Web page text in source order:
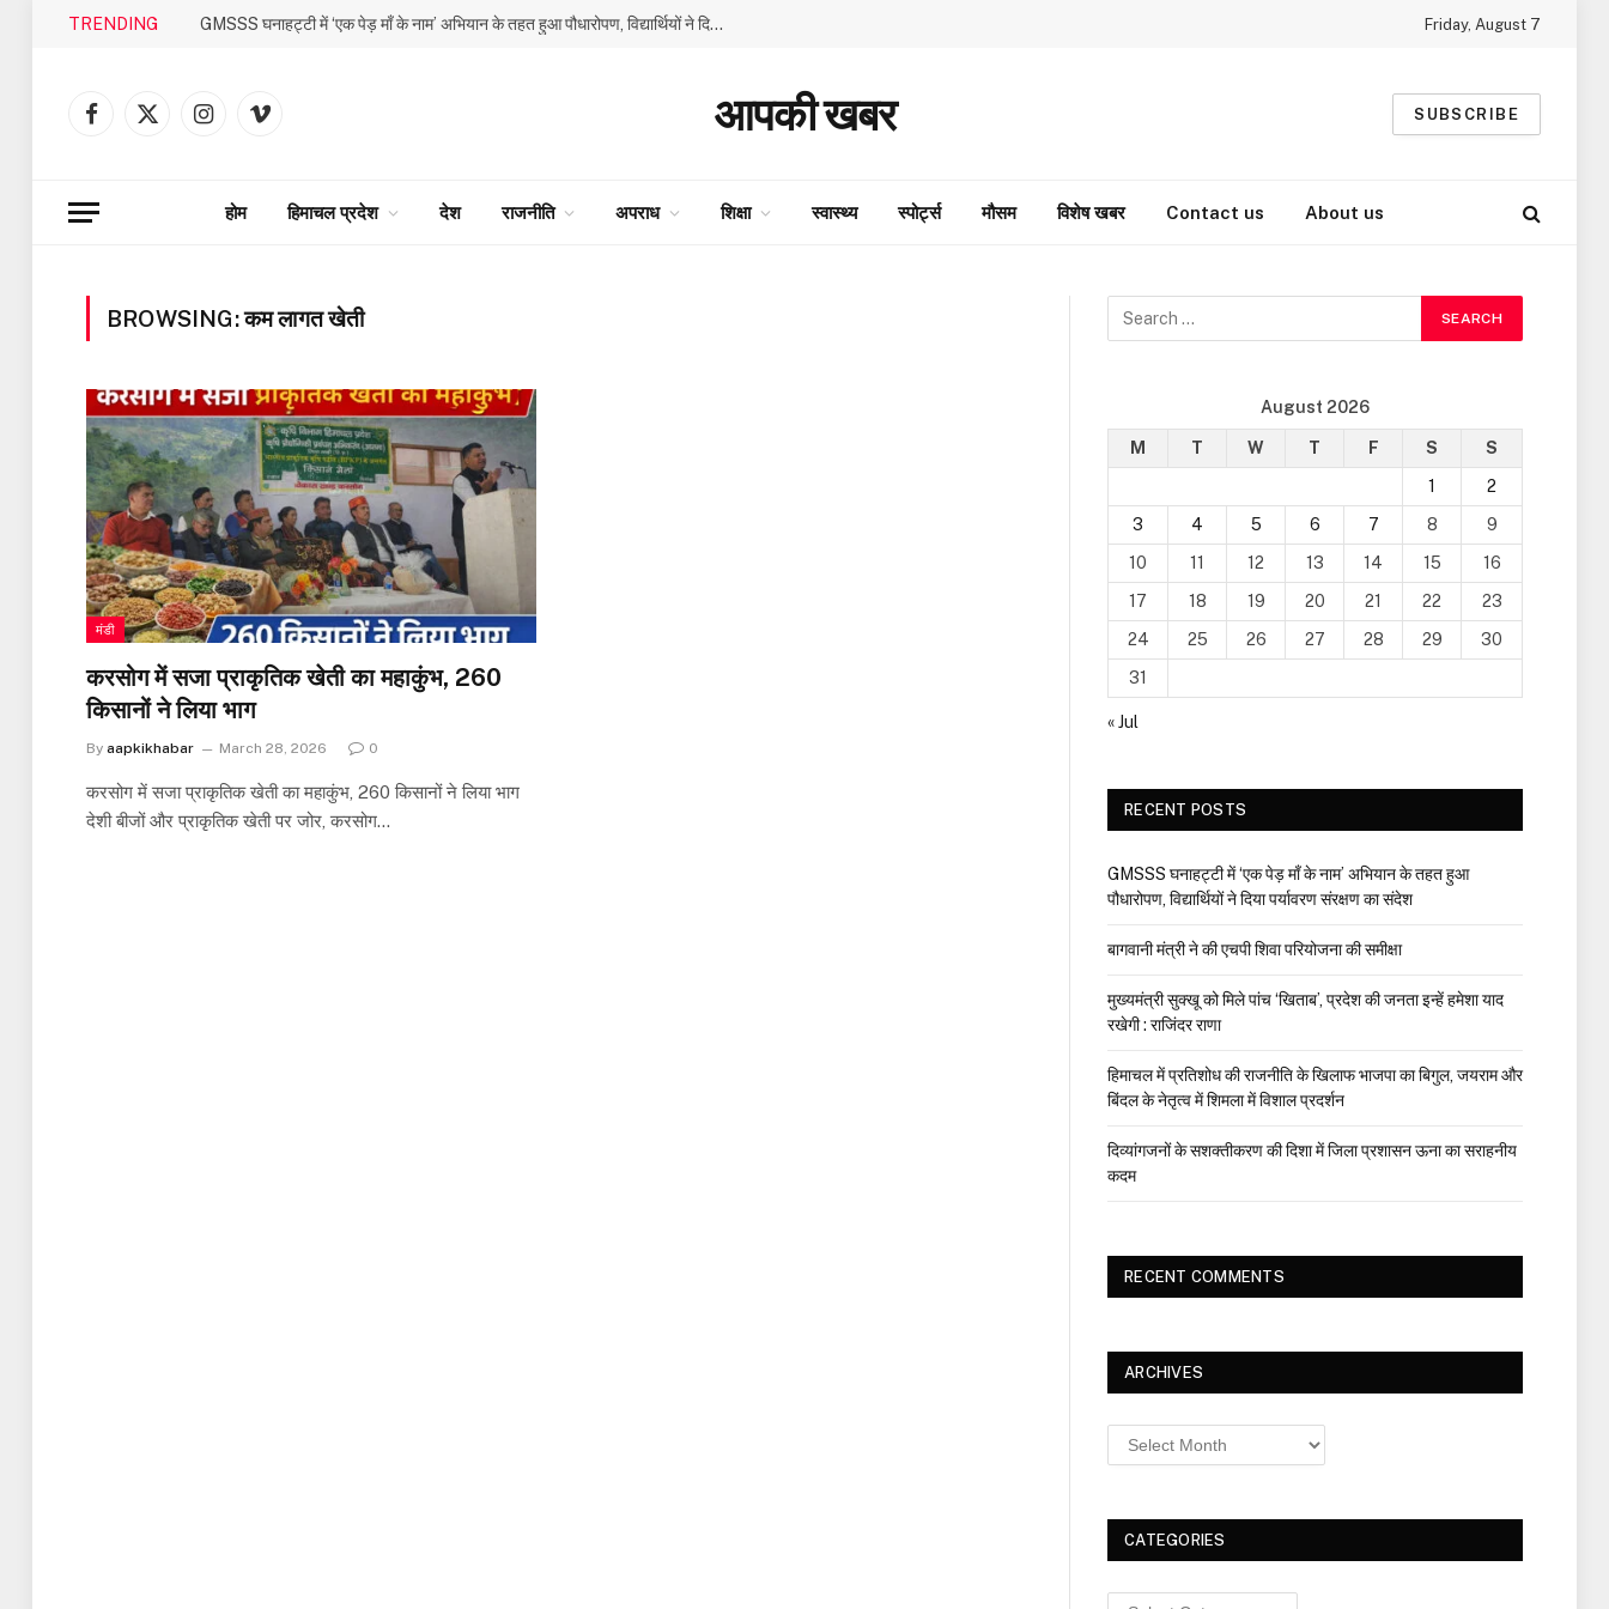
TRENDING GMSSS घनाहट्टी में ‘एक पेड़ माँ के नाम’ अभियान के तहत हुआ पौधारोपण, विद्यार्थियों ने दिया पर्यावरण संरक्षण का संदेश Friday, August 7
Facebook
X
InstagramVimeo आपकी खबर SUBSCRIBE
होम हिमाचल प्रदेश देश राजनीति अपराध शिक्षा स्वास्थ्य स्पोर्ट्स मौसम विशेष खबर Contact us About us
BROWSING:कम लागत खेती
मंडी
करसोग में सजा प्राकृतिक खेती का महाकुंभ, 260
किसानों ने लिया भाग
By aapkikhabar March 28, 2026 0
करसोग में सजा प्राकृतिक खेती का महाकुंभ, 260 किसानों ने लिया भाग
देशी बीजों और प्राकृतिक खेती पर जोर, करसोग…
August 2026
M T W T F S
S
1
2
3
4 5 6 7 8
9
10
11 12 13 14 15
16
17
18 19 20 21 22
23
24
25 26 27 28 29
30
31
« Jul
RECENT POSTS
GMSSS घनाहट्टी में ‘एक पेड़ माँ के नाम’ अभियान के तहत हुआ
पौधारोपण, विद्यार्थियों ने दिया पर्यावरण संरक्षण का संदेश
बागवानी मंत्री ने की एचपी शिवा परियोजना की समीक्षा
मुख्यमंत्री सुक्खू को मिले पांच ‘खिताब’, प्रदेश की जनता इन्हें हमेशा याद
रखेगी : राजिंदर राणा
हिमाचल में प्रतिशोध की राजनीति के खिलाफ भाजपा का बिगुल, जयराम और
बिंदल के नेतृत्व में शिमला में विशाल प्रदर्शन
दिव्यांगजनों के सशक्तीकरण की दिशा में जिला प्रशासन ऊना का सराहनीय
कदम
RECENT COMMENTS
ARCHIVES
Archives
CATEGORIES
Categories